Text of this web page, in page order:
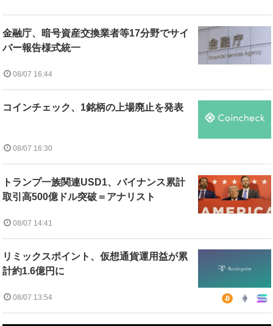
金融庁、暗号資産交換業者等17分野でサイ
バー報告様式統一
08/07 16:44
コインチェック、1銘柄の上場廃止を発表
08/07 16:30
トランプ一族関連USD1、バイナンス累計
取引高500億ドル突破＝アナリスト
08/07 14:41
リミックスポイント、仮想通貨運用益が累
計約1.6億円に
08/07 13:54